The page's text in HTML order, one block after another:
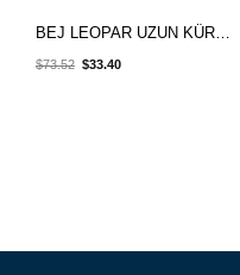
BEJ LEOPAR UZUN KÜRK KABAN
$33.40
$73.52